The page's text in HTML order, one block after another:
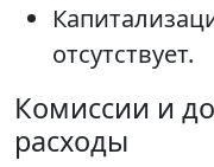
отсутствует.
Комиссии и
расходы